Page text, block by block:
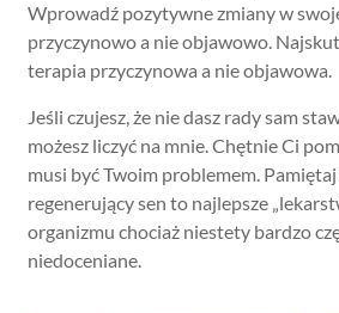
Wprowadź pozytywne zmiany w
przyczynowo a nie objawowo.
terapia przyczynowa a nie objawowa.
Jeśli czujesz, że nie dasz rady sam
możesz liczyć na mnie. Chętnie Ci
musi być Twoim problemem.
regenerujący sen to najlepsze
organizmu chociaż niestety bardzo
niedoceniane.